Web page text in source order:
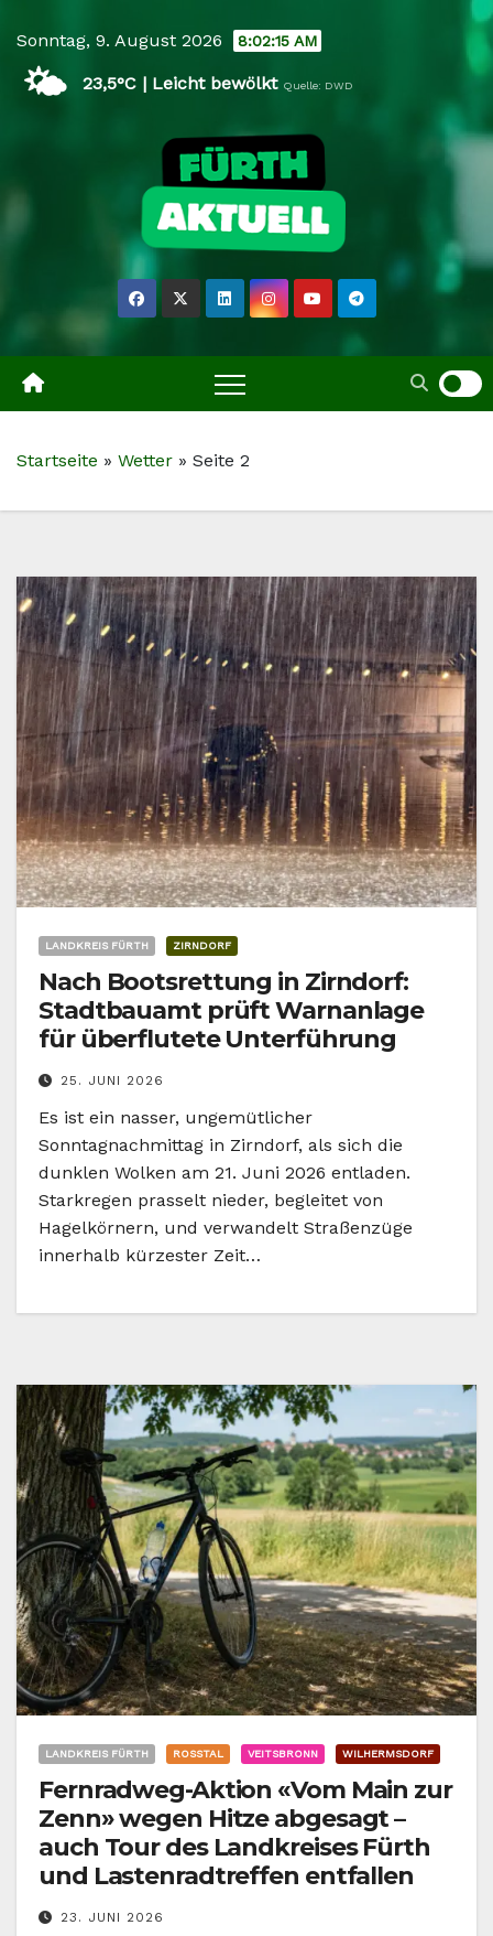
content
Sonntag, 9. August 2026 8:02:17 AM
🌤️ 23,5°C | Leicht bewölkt Quelle: DWD
Startseite » Wetter » Seite 2
LANDKREIS FÜRTH ZIRNDORF
Nach Bootsrettung in Zirndorf:
Stadtbauamt prüft Warnanlage
für überflutete Unterführung
25. JUNI 2026
Es ist ein nasser, ungemütlicher
Sonntagnachmittag in Zirndorf, als sich die
dunklen Wolken am 21. Juni 2026 entladen.
Starkregen prasselt nieder, begleitet von
Hagelkörnern, und verwandelt Straßenzüge
innerhalb kürzester Zeit…
LANDKREIS FÜRTH ROSSTAL VEITSBRONN WILHERMSDORF
Fernradweg-Aktion «Vom Main zur
Zenn» wegen Hitze abgesagt –
auch Tour des Landkreises Fürth
und Lastenradtreffen entfallen
23. JUNI 2026